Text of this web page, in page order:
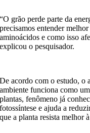
“O grão perde parte da
precisamos entender
aminoácidos e como isso
explicou o pesquisador.
De acordo com o estudo, o
ambiente funciona como
plantas, fenômeno já
fotossíntese e ajuda a
que a planta resista melhor